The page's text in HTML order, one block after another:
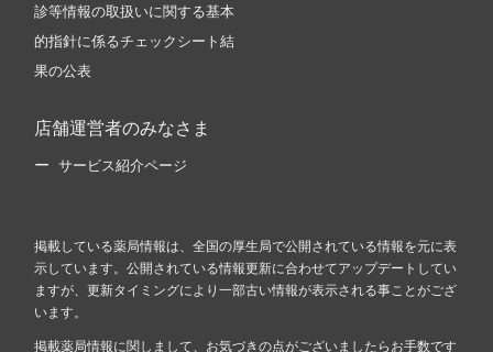
診等情報の取扱いに関する基本
的指針に係るチェックシート結
果の公表
店舗運営者のみなさま
サービス紹介ページ
掲載している薬局情報は、全国の厚生局で公開されている情報を元に表
示しています。公開されている情報更新に合わせてアップデートしてい
ますが、更新タイミングにより一部古い情報が表示される事ことがござ
います。
掲載薬局情報に関しまして、お気づきの点がございましたらお手数です